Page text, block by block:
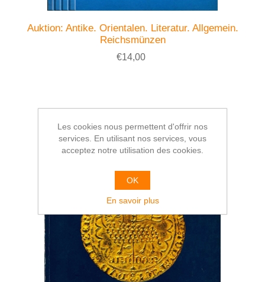
Auktion: Antike. Orientalen. Literatur. Allgemein.
Reichsmünzen
€14,00
Les cookies nous permettent d'offrir nos
services. En utilisant nos services, vous
acceptez notre utilisation des cookies.
OK
En savoir plus